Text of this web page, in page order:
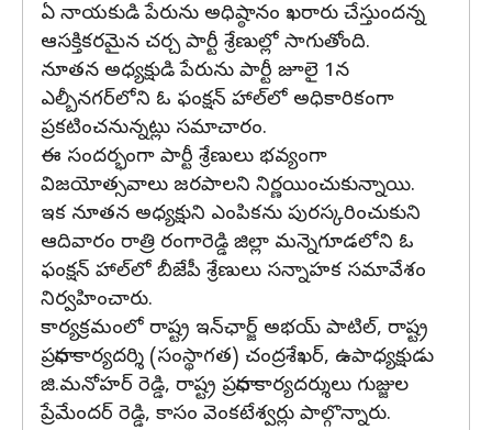
ఏ నాయకుడి పేరును అధిష్ఠానం ఖరారు చేస్తుందన్న
ఆసక్తికరమైన చర్చ పార్టీ శ్రేణుల్లో సాగుతోంది.
నూతన అధ్యక్షుడి పేరును పార్టీ జూలై 1న
ఎల్బీనగర్‌లోని ఓ ఫంక్షన్‌ హాల్‌లో అధికారికంగా
ప్రకటించనున్నట్లు సమాచారం.
ఈ సందర్భంగా పార్టీ శ్రేణులు భవ్యంగా
విజయోత్సవాలు జరపాలని నిర్ణయించుకున్నాయి.
ఇక నూతన అధ్యక్షుని ఎంపికను పురస్కరించుకుని
ఆదివారం రాత్రి రంగారెడ్డి జిల్లా మన్నెగూడలోని ఓ
ఫంక్షన్‌ హాల్‌లో బీజేపీ శ్రేణులు సన్నాహక సమావేశం
నిర్వహించారు.
కార్యక్రమంలో రాష్ట్ర ఇన్‌ఛార్జ్‌ అభయ్ పాటిల్, రాష్ట్ర
ప్రధాన కార్యదర్శి (సంస్థాగత) చంద్రశేఖర్, ఉపాధ్యక్షుడు
జి.మనోహర్ రెడ్డి, రాష్ట్ర ప్రధాన కార్యదర్శులు గుజ్జుల
ప్రేమేందర్ రెడ్డి, కాసం వెంకటేశ్వర్లు పాల్గొన్నారు.